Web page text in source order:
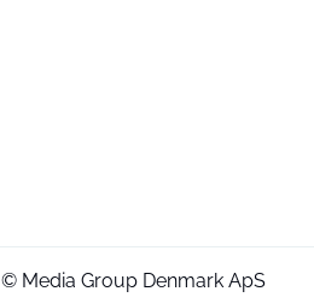
© Media Group Denmark ApS